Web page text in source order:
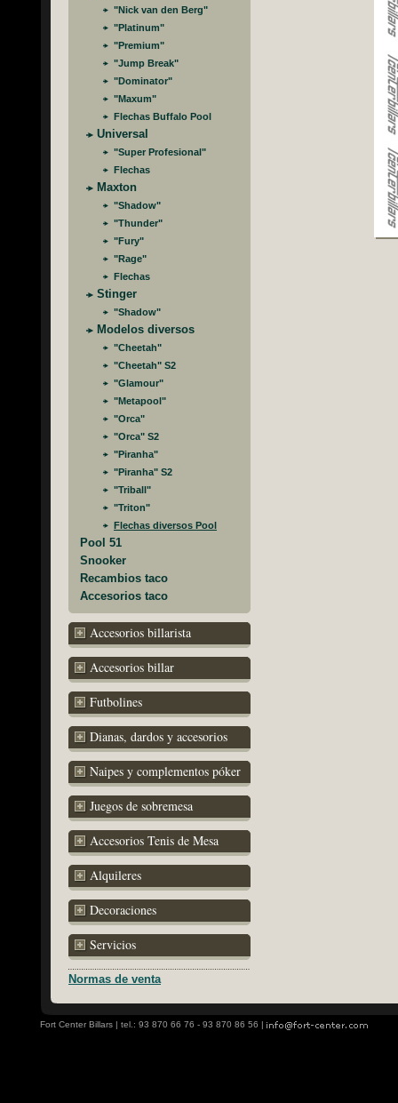
"Nick van den Berg"
"Platinum"
"Premium"
"Jump Break"
"Dominator"
"Maxum"
Flechas Buffalo Pool
Universal
"Super Profesional"
Flechas
Maxton
"Shadow"
"Thunder"
"Fury"
"Rage"
Flechas
Stinger
"Shadow"
Modelos diversos
"Cheetah"
"Cheetah" S2
"Glamour"
"Metapool"
"Orca"
"Orca" S2
"Piranha"
"Piranha" S2
"Triball"
"Triton"
Flechas diversos Pool
Pool 51
Snooker
Recambios taco
Accesorios taco
Accesorios billarista
Accesorios billar
Futbolines
Dianas, dardos y accesorios
Naipes y complementos póker
Juegos de sobremesa
Accesorios Tenis de Mesa
Alquileres
Decoraciones
Servicios
Normas de venta
Fort Center Billars | tel.: 93 870 66 76 - 93 870 86 56 |